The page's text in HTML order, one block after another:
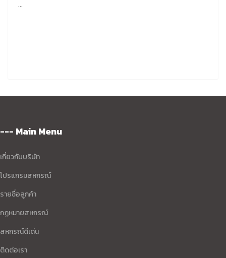
...
--- Main Menu
เกี่ยวกับบริษัท
โปรแกรมสหกรณ์
รายชื่อลูกค้า
กฏหมายสหกรณ์
สหกรณ์ดีเด่น
ติดต่อเรา